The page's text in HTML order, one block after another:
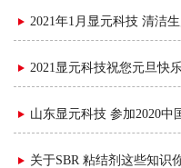
2021年1月显元科技 清洁
2021显元科技祝您元旦快
山东显元科技 参加2020
关于SBR 粘结剂这些知识